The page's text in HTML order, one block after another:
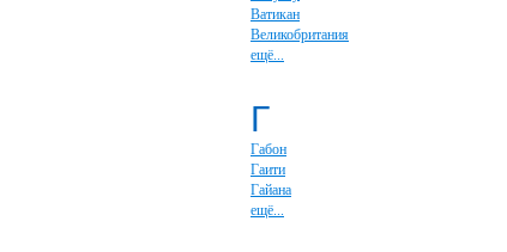
Ватикан
Великобритания
ещё...
Г
Габон
Гаити
Гайана
ещё...